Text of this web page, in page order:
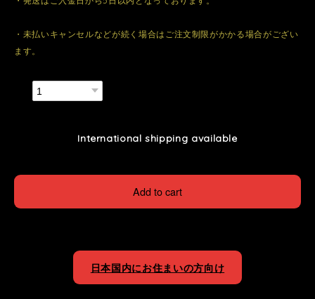
・未払いキャンセルなどが続く場合はご注文制限がかかる場合がござい
ます。
International shipping available
Add to cart
日本国内にお住まいの方向け